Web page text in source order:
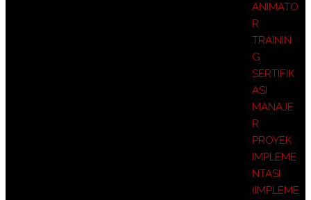
ANIMATO
R
TRAININ
G
SERTIFIK
ASI
MANAJE
R
PROYEK
IMPLEME
NTASI
(IMPLEME